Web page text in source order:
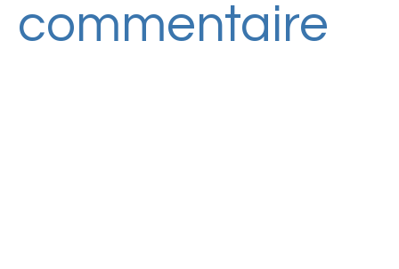
commentaire